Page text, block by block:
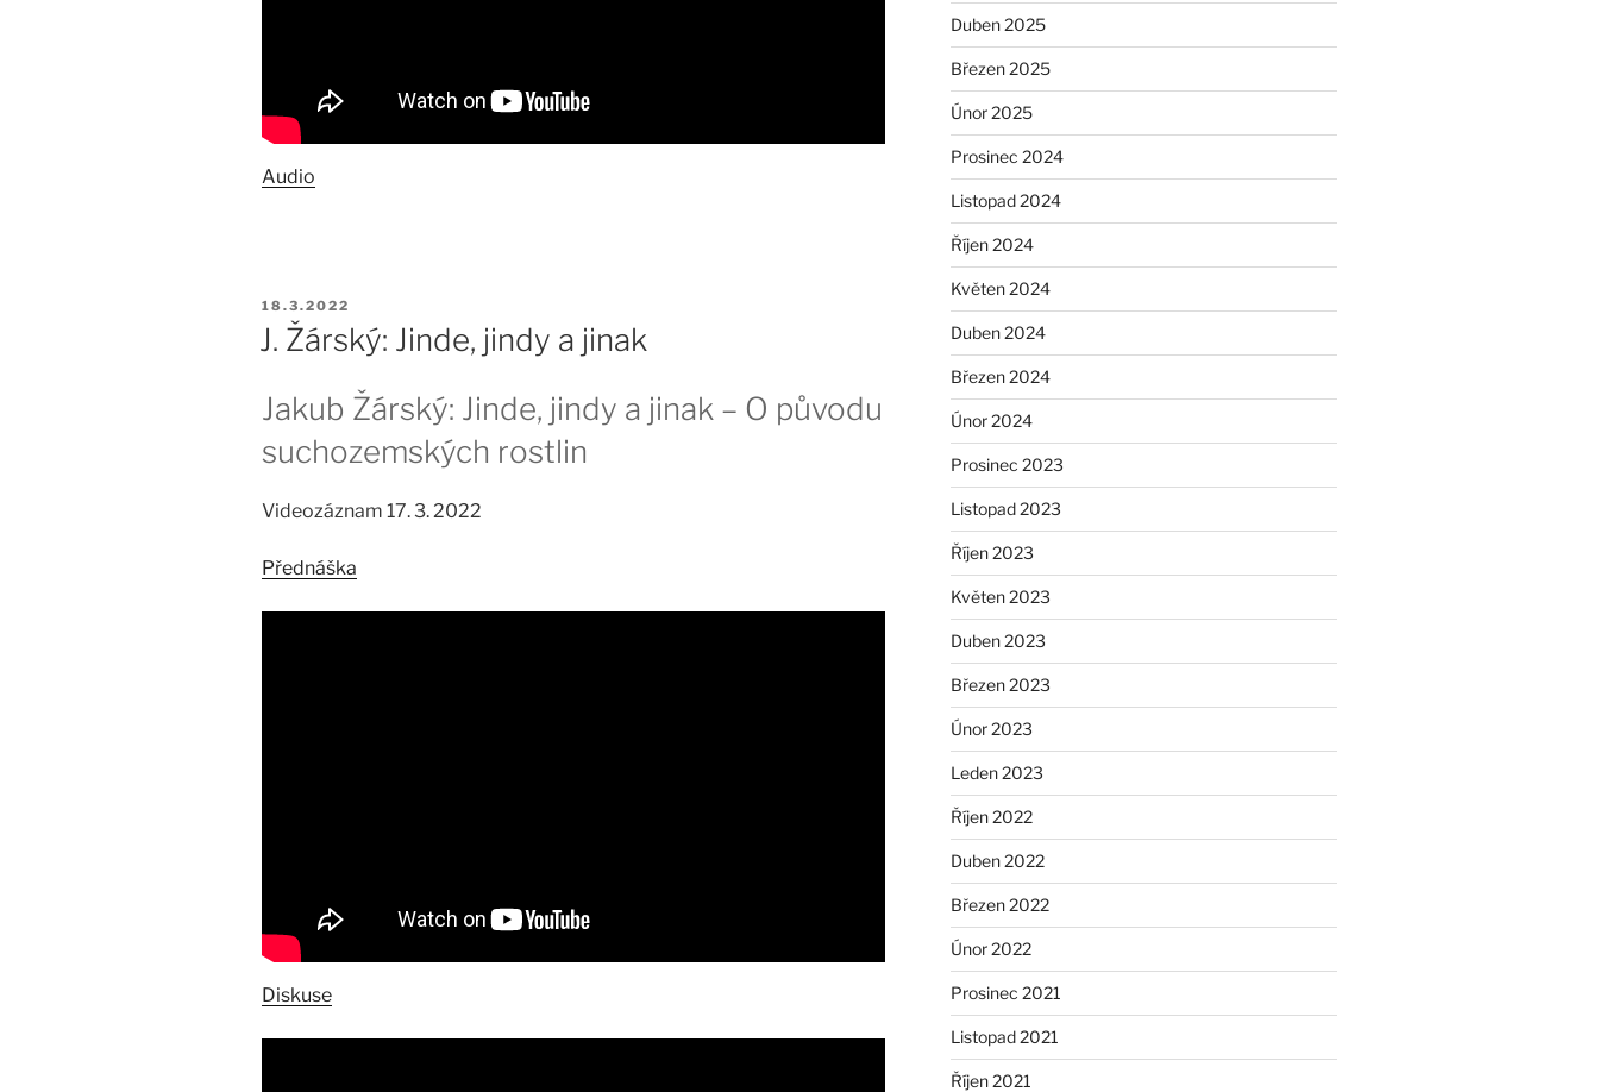
Audio
PUBLIKOVÁNO
18.3.2022
J. Žárský: Jinde, jindy a jinak
Jakub Žárský: Jinde, jindy a jinak – O původu
suchozemských rostlin
Videozáznam 17. 3. 2022
Přednáška
Diskuse
Duben 2025
Březen 2025
Únor 2025
Prosinec 2024
Listopad 2024
Říjen 2024
Květen 2024
Duben 2024
Březen 2024
Únor 2024
Prosinec 2023
Listopad 2023
Říjen 2023
Květen 2023
Duben 2023
Březen 2023
Únor 2023
Leden 2023
Říjen 2022
Duben 2022
Březen 2022
Únor 2022
Prosinec 2021
Listopad 2021
Říjen 2021